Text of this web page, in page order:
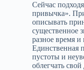
Сейчас
привычка».
описывать
существенное
разное время
Единственная
пустоты и
облегчать